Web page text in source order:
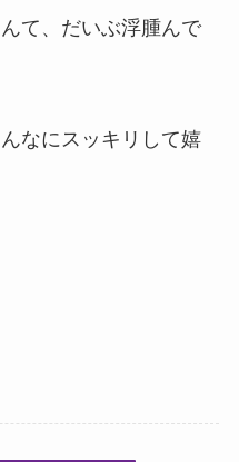
て、だいぶ浮腫んで
なにスッキリして嬉